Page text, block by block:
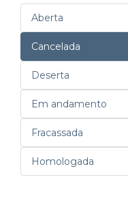
Aberta
Cancelada
Deserta
Em andamento
Fracassada
Homologada